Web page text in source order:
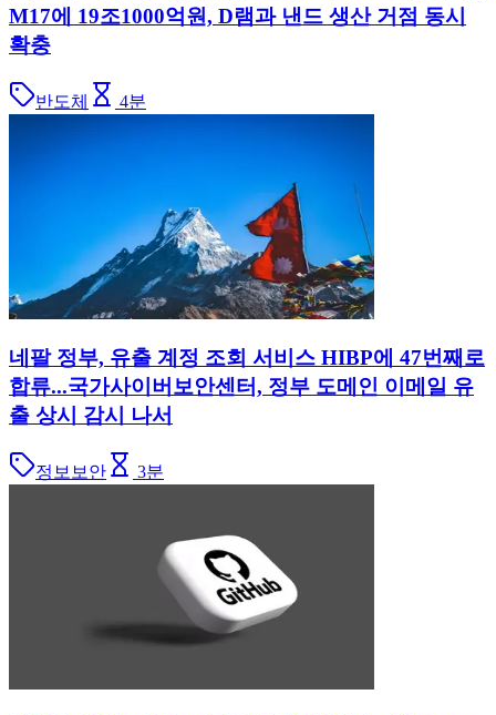
M17에 19조1000억원, D램과 낸드 생산 거점 동시
확충
반도체 4분
네팔 정부, 유출 계정 조회 서비스 HIBP에 47번째로
합류...국가사이버보안센터, 정부 도메인 이메일 유
출 상시 감시 나서
정보보안 3분